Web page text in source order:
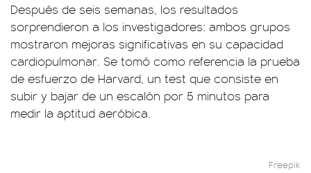
Después de seis semanas, los resultados
sorprendieron a los investigadores: ambos grupos
mostraron mejoras significativas en su capacidad
cardiopulmonar. Se tomó como referencia la prueba
de esfuerzo de Harvard, un test que consiste en
subir y bajar de un escalón por 5 minutos para
medir la aptitud aeróbica.
Freepik